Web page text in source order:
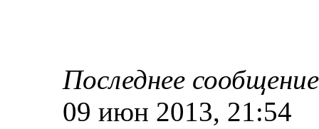
Последнее сообщение
09 июн 2013, 21:54